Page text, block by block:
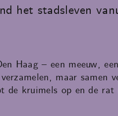
het stadsleven
Haag – een meeuw,
maar samen
de kruimels op en de